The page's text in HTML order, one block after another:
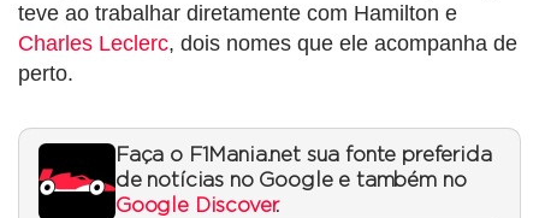
teve ao trabalhar diretamente com Hamilton e
Charles Leclerc, dois nomes que ele acompanha de
perto.
Faça o F1Mania.net sua fonte preferida
de notícias no Google e também no
Google Discover.